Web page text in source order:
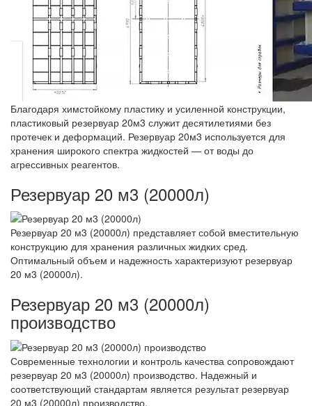
Благодаря химстойкому пластику и усиленной конструкции,
пластиковый резервуар 20м3 служит десятилетиями без
протечек и деформаций. Резервуар 20м3 используется для
хранения широкого спектра жидкостей — от воды до
агрессивных реагентов.
Резервуар 20 м3 (20000л)
Резервуар 20 м3 (20000л) представляет собой вместительную
конструкцию для хранения различных жидких сред.
Оптимальный объем и надежность характеризуют резервуар
20 м3 (20000л).
Резервуар 20 м3 (20000л)
производство
Современные технологии и контроль качества сопровождают
резервуар 20 м3 (20000л) производство. Надежный и
соответствующий стандартам является результат резервуар
20 м3 (20000л) производство.